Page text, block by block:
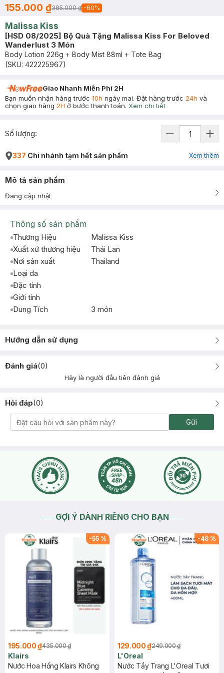
155.000 ₫385.000 ₫ -60%
Malissa Kiss
[HSD 08/2025] Bộ Quà Tặng Malissa Kiss For Beloved
Wanderlust 3 Món
Body Lotion 226g + Body Mist 88ml + Tote Bag
(SKU: 422225967)
Giao Nhanh Miễn Phí 2H
Bạn muốn nhận hàng trước 10h ngày mai. Đặt hàng trước 24h và
chọn giao hàng 2H ở bước thanh toán. Xem chi tiết
Số lượng:
337 Chi nhánh tạm hết sản phẩm Xem thêm
Mô tả sản phẩm
Đang cập nhật
Thông số sản phẩm
Thương Hiệu
Malissa Kiss
Xuất xứ thương hiệu
Thái Lan
Nơi sản xuất
Thailand
Loại da
Đặc tính
Giới tính
Dung Tích
3 món
Hướng dẫn sử dụng
Đánh giá(0)
Hãy là người đầu tiên đánh giá
Hỏi đáp(0)
Gửi
GỢI Ý DÀNH RIÊNG CHO BẠN
-55 %
195.000 ₫435.000 ₫
Klairs
Nước Hoa Hồng Klairs Không
-48 %
129.000 ₫249.000 ₫
L'Oreal
Nước Tẩy Trang L'Oreal Tươi